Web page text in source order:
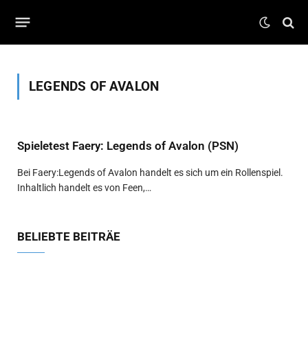
LEGENDS OF AVALON
Spieletest Faery: Legends of Avalon (PSN)
Bei Faery:Legends of Avalon handelt es sich um ein Rollenspiel.
Inhaltlich handelt es von Feen,…
BELIEBTE BEITRÄE